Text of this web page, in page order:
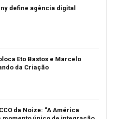
define agência digital
Eto Bastos e Marcelo
da Criação
da Noize: “A América